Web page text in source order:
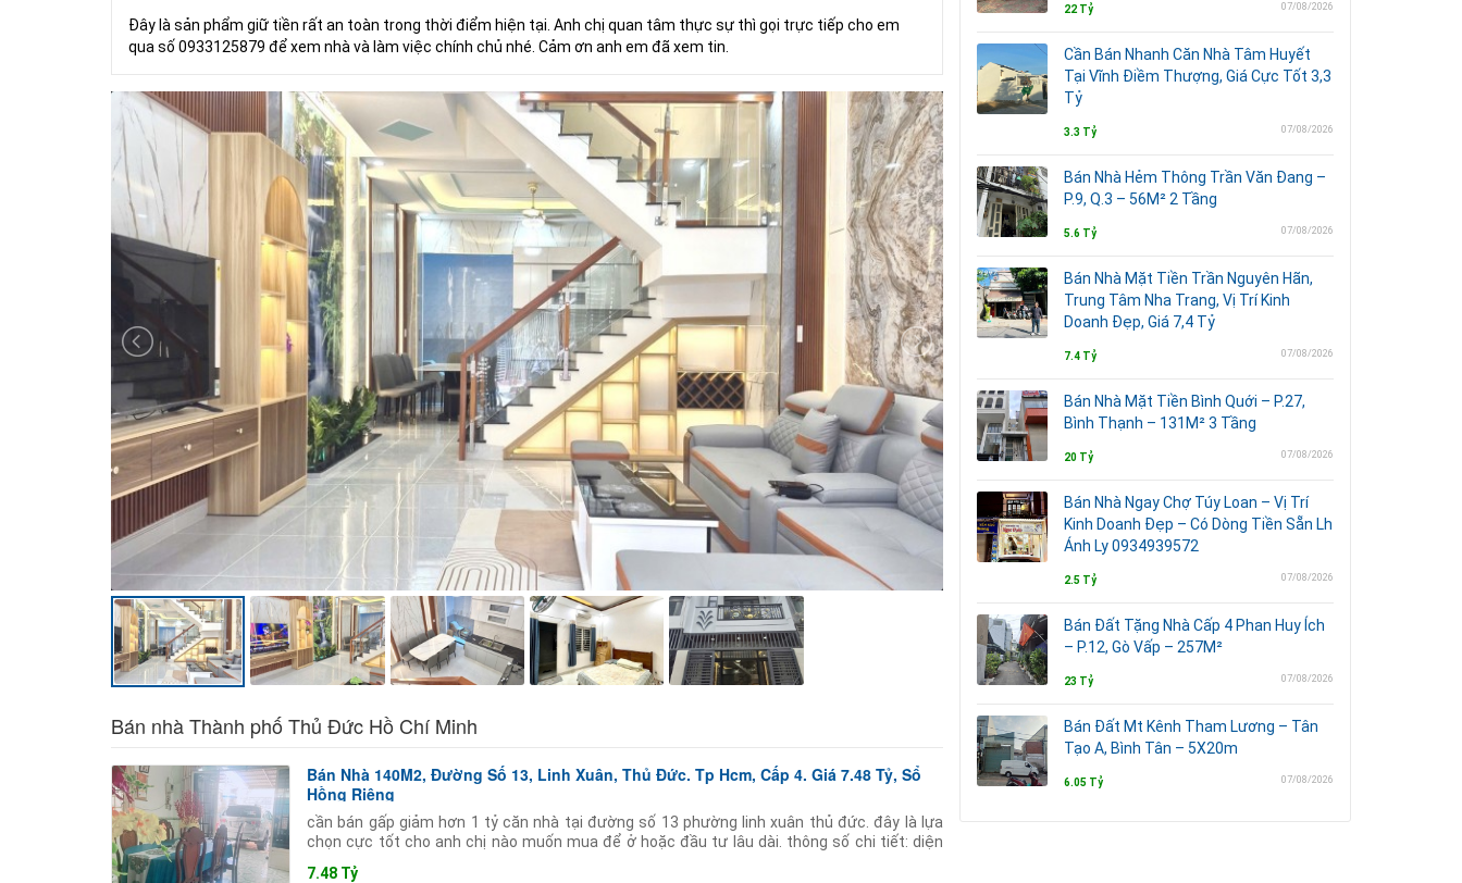
Đây là sản phẩm giữ tiền rất an toàn trong thời điểm hiện tại. Anh chị quan tâm thực sự thì gọi trực tiếp cho em
qua số 0933125879 để xem nhà và làm việc chính chủ nhé. Cảm ơn anh em đã xem tin.
Bán nhà Thành phố Thủ Đức Hồ Chí Minh
Bán Nhà 140M2, Đường Số 13, Linh Xuân, Thủ Đức. Tp Hcm, Cấp 4. Giá 7.48 Tỷ, Sổ
Hồng Riêng
cần bán gấp giảm hơn 1 tỷ căn nhà tại đường số 13 phường linh xuân thủ đức. đây là lựa
chọn cực tốt cho anh chị nào muốn mua để ở hoặc đầu tư lâu dài. thông số chi tiết: diện
7.48 Tỷ
22 Tỷ 07/08/2026
Cần Bán Nhanh Căn Nhà Tâm Huyết
Tại Vĩnh Điềm Thượng, Giá Cực Tốt 3,3
Tỷ
3.3 Tỷ 07/08/2026
Bán Nhà Hẻm Thông Trần Văn Đang –
P.9, Q.3 – 56M² 2 Tầng
5.6 Tỷ 07/08/2026
Bán Nhà Mặt Tiền Trần Nguyên Hãn,
Trung Tâm Nha Trang, Vị Trí Kinh
Doanh Đẹp, Giá 7,4 Tỷ
7.4 Tỷ 07/08/2026
Bán Nhà Mặt Tiền Bình Quới – P.27,
Bình Thạnh – 131M² 3 Tầng
20 Tỷ 07/08/2026
Bán Nhà Ngay Chợ Túy Loan – Vị Trí
Kinh Doanh Đẹp – Có Dòng Tiền Sẵn Lh
Ánh Ly 0934939572
2.5 Tỷ 07/08/2026
Bán Đất Tặng Nhà Cấp 4 Phan Huy Ích
– P.12, Gò Vấp – 257M²
23 Tỷ 07/08/2026
Bán Đất Mt Kênh Tham Lương – Tân
Tạo A, Bình Tân – 5X20m
6.05 Tỷ 07/08/2026